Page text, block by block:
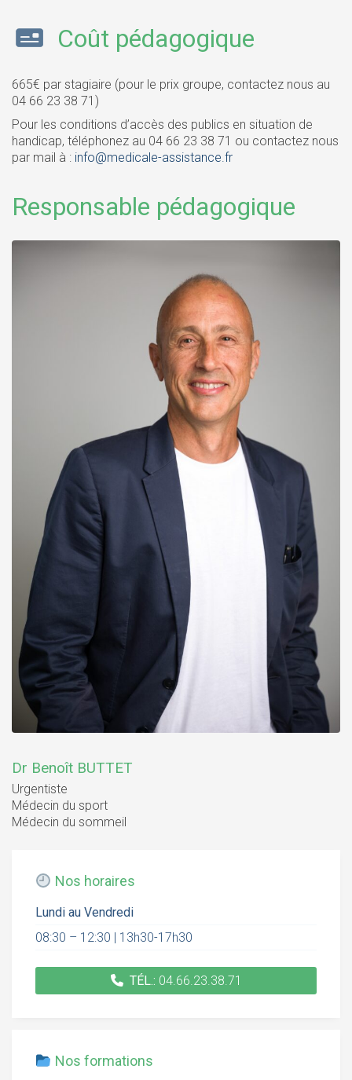
Coût pédagogique
665€ par stagiaire (pour le prix groupe, contactez nous au
04 66 23 38 71)
Pour les conditions d’accès des publics en situation de
handicap, téléphonez au 04 66 23 38 71 ou contactez nous
par mail à : info@medicale-assistance.fr
Responsable pédagogique
Dr Benoît BUTTET
Urgentiste
Médecin du sport
Médecin du sommeil
Nos horaires
Lundi au Vendredi
08:30 – 12:30 | 13h30-17h30
TÉL.: 04.66.23.38.71
Nos formations